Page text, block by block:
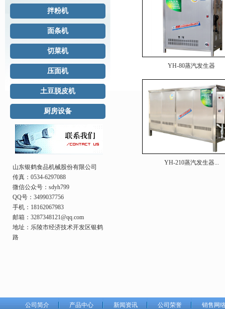
拌粉机
面条机
切菜机
压面机
土豆脱皮机
厨房设备
山东银鹤食品机械股份有限公司
传真：0534-6297088
微信公众号：sdyh799
QQ号：3499037756
手机：18162067983
邮箱：3287348121@qq.com
地址：乐陵市经济技术开发区银鹤
路
YH-80蒸汽发生器
YH-210蒸汽发生器...
公司简介 产品中心 新闻资讯 公司荣誉 销售网